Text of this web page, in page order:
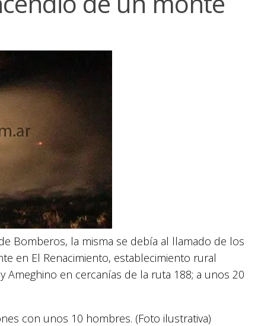
Bomberos, la misma se debía al llamado de los
en El Renacimiento, establecimiento rural
en cercanías de la ruta 188; a unos 20
con unos 10 hombres. (Foto ilustrativa)